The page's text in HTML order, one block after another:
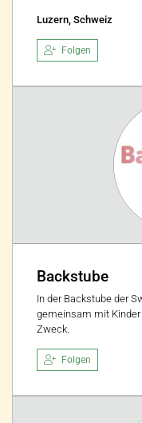
Luzern, Schweiz
Folgen
Backstube
In der Backstube der
gemeinsam mit
Zweck.
Folgen